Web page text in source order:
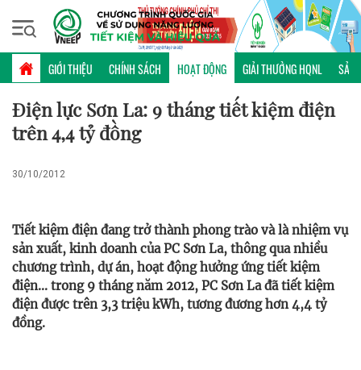
GIỚI THIỆU CHÍNH SÁCH HOẠT ĐỘNG GIẢI THƯỞNG HQNL SẢN
Thứ sáu, 07/08/2026 | 17:26 GMT+7
HOẠT ĐỘNG
Điện lực Sơn La: 9 tháng tiết kiệm điện
trên 4,4 tỷ đồng
30/10/2012
Tiết kiệm điện đang trở thành phong trào và là nhiệm vụ
sản xuất, kinh doanh của PC Sơn La, thông qua nhiều
chương trình, dự án, hoạt động hưởng ứng tiết kiệm
điện... trong 9 tháng năm 2012, PC Sơn La đã tiết kiệm
điện được trên 3,3 triệu kWh, tương đương hơn 4,4 tỷ
đồng.